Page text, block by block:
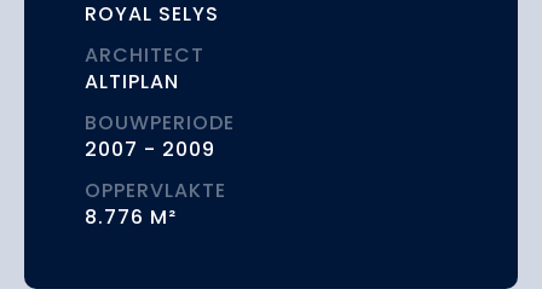
ROYAL SELYS
ARCHITECT
ALTIPLAN
BOUWPERIODE
2007 - 2009
OPPERVLAKTE
8.776 M²